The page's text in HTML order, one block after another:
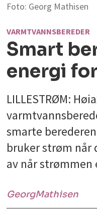
Foto: Georg Mathisen
VARMTVANNSBEREDER
Smart
energi
LILLESTRØM:
smarte
bruker strøm når
av når strømmen
GeorgMathisen